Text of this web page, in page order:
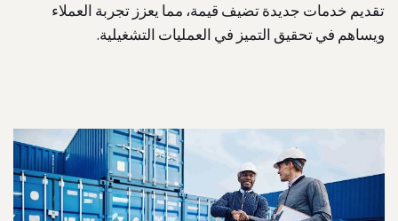
تقديم خدمات جديدة تضيف قيمة، مما يعزز تجربة العملاء
ويساهم في تحقيق التميز في العمليات التشغيلية.